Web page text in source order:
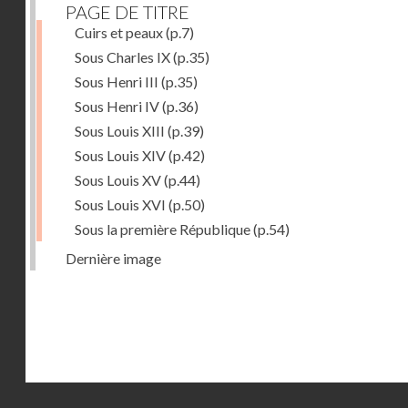
PAGE DE TITRE
Cuirs et peaux(p.7)
Sous Charles IX(p.35)
Sous Henri III (p.35)
Sous Henri IV(p.36)
Sous Louis XIII (p.39)
Sous Louis XIV(p.42)
Sous Louis XV(p.44)
Sous Louis XVI (p.50)
Sous la première République(p.54)
Dernière image